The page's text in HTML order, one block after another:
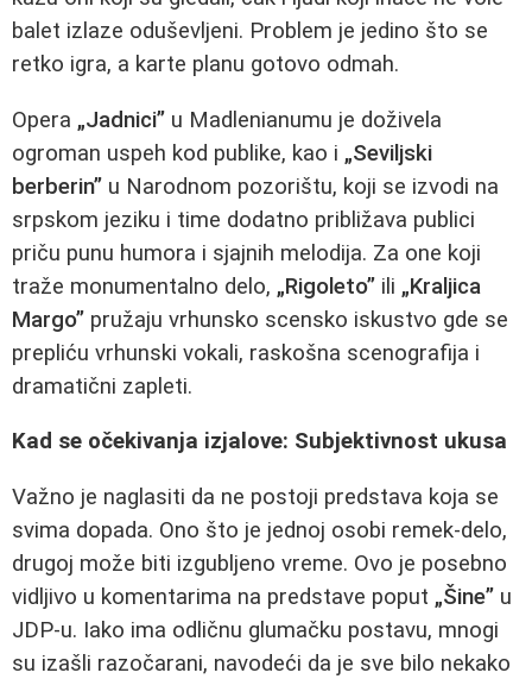
balet izlaze oduševljeni. Problem je jedino što se
retko igra, a karte planu gotovo odmah.
Opera „Jadnici” u Madlenianumu je doživela
ogroman uspeh kod publike, kao i „Seviljski
berberin” u Narodnom pozorištu, koji se izvodi na
srpskom jeziku i time dodatno približava publici
priču punu humora i sjajnih melodija. Za one koji
traže monumentalno delo, „Rigoleto” ili „Kraljica
Margo” pružaju vrhunsko scensko iskustvo gde se
prepliću vrhunski vokali, raskošna scenografija i
dramatični zapleti.
Kad se očekivanja izjalove: Subjektivnost ukusa
Važno je naglasiti da ne postoji predstava koja se
svima dopada. Ono što je jednoj osobi remek-delo,
drugoj može biti izgubljeno vreme. Ovo je posebno
vidljivo u komentarima na predstave poput „Šine” u
JDP-u. Iako ima odličnu glumačku postavu, mnogi
su izašli razočarani, navodeći da je sve bilo nekako